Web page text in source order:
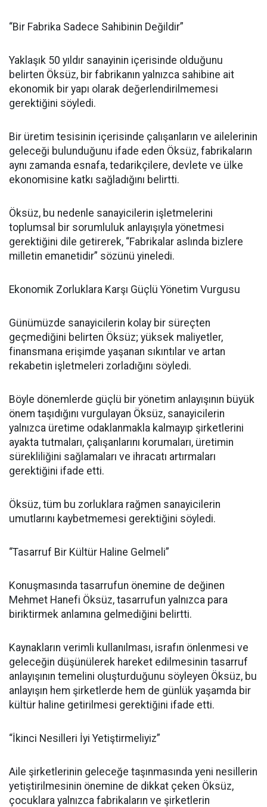
“Bir Fabrika Sadece Sahibinin Değildir”
Yaklaşık 50 yıldır sanayinin içerisinde olduğunu
belirten Öksüz, bir fabrikanın yalnızca sahibine ait
ekonomik bir yapı olarak değerlendirilmemesi
gerektiğini söyledi.
Bir üretim tesisinin içerisinde çalışanların ve ailelerinin
geleceği bulunduğunu ifade eden Öksüz, fabrikaların
aynı zamanda esnafa, tedarikçilere, devlete ve ülke
ekonomisine katkı sağladığını belirtti.
Öksüz, bu nedenle sanayicilerin işletmelerini
toplumsal bir sorumluluk anlayışıyla yönetmesi
gerektiğini dile getirerek, “Fabrikalar aslında bizlere
milletin emanetidir” sözünü yineledi.
Ekonomik Zorluklara Karşı Güçlü Yönetim Vurgusu
Günümüzde sanayicilerin kolay bir süreçten
geçmediğini belirten Öksüz; yüksek maliyetler,
finansmana erişimde yaşanan sıkıntılar ve artan
rekabetin işletmeleri zorladığını söyledi.
Böyle dönemlerde güçlü bir yönetim anlayışının büyük
önem taşıdığını vurgulayan Öksüz, sanayicilerin
yalnızca üretime odaklanmakla kalmayıp şirketlerini
ayakta tutmaları, çalışanlarını korumaları, üretimin
sürekliliğini sağlamaları ve ihracatı artırmaları
gerektiğini ifade etti.
Öksüz, tüm bu zorluklara rağmen sanayicilerin
umutlarını kaybetmemesi gerektiğini söyledi.
“Tasarruf Bir Kültür Haline Gelmeli”
Konuşmasında tasarrufun önemine de değinen
Mehmet Hanefi Öksüz, tasarrufun yalnızca para
biriktirmek anlamına gelmediğini belirtti.
Kaynakların verimli kullanılması, israfın önlenmesi ve
geleceğin düşünülerek hareket edilmesinin tasarruf
anlayışının temelini oluşturduğunu söyleyen Öksüz, bu
anlayışın hem şirketlerde hem de günlük yaşamda bir
kültür haline getirilmesi gerektiğini ifade etti.
“İkinci Nesilleri İyi Yetiştirmeliyiz”
Aile şirketlerinin geleceğe taşınmasında yeni nesillerin
yetiştirilmesinin önemine de dikkat çeken Öksüz,
çocuklara yalnızca fabrikaların ve şirketlerin